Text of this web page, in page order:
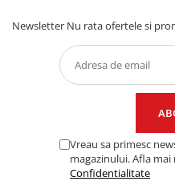
Newsletter Nu rata ofertele si
Vreau sa primesc
magazinului. Afla mai
Confidentialitate